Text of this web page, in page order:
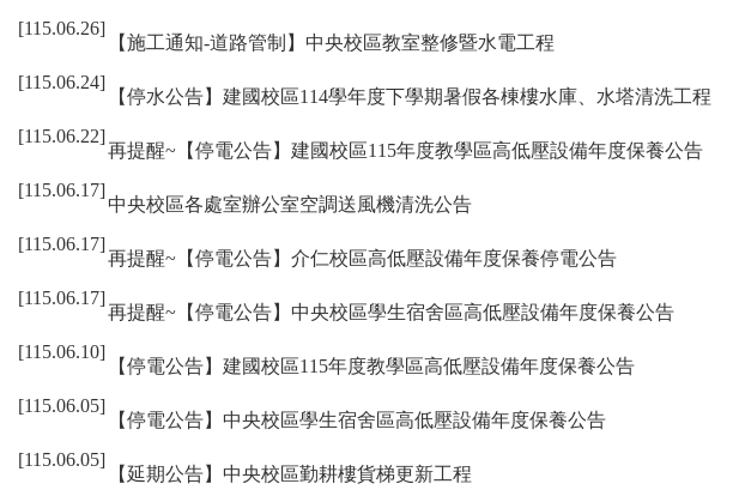
[115.06.26]
【施工通知-道路管制】中央校區教室整修暨水電工程
[115.06.24]
【停水公告】建國校區114學年度下學期暑假各棟樓水庫、水塔清洗工程
[115.06.22]
再提醒~【停電公告】建國校區115年度教學區高低壓設備年度保養公告
[115.06.17]
中央校區各處室辦公室空調送風機清洗公告
[115.06.17]
再提醒~【停電公告】介仁校區高低壓設備年度保養停電公告
[115.06.17]
再提醒~【停電公告】中央校區學生宿舍區高低壓設備年度保養公告
[115.06.10]
【停電公告】建國校區115年度教學區高低壓設備年度保養公告
[115.06.05]
【停電公告】中央校區學生宿舍區高低壓設備年度保養公告
[115.06.05]
【延期公告】中央校區勤耕樓貨梯更新工程